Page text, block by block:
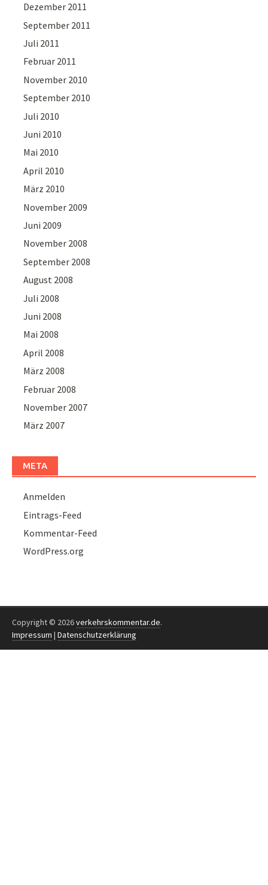
Dezember 2011
September 2011
Juli 2011
Februar 2011
November 2010
September 2010
Juli 2010
Juni 2010
Mai 2010
April 2010
März 2010
November 2009
Juni 2009
November 2008
September 2008
August 2008
Juli 2008
Juni 2008
Mai 2008
April 2008
März 2008
Februar 2008
November 2007
März 2007
META
Anmelden
Eintrags-Feed
Kommentar-Feed
WordPress.org
Copyright © 2026verkehrskommentar.de.
Impressum | Datenschutzerklärung